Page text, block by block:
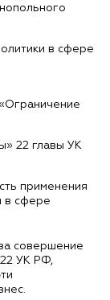
в сфере
22 главы УК
применения
в сфере
совершение
22 УК РФ,